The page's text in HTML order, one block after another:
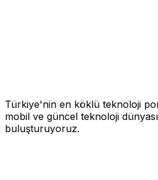
Türkiye'nin en köklü teknoloji
mobil ve güncel teknoloji
buluşturuyoruz.